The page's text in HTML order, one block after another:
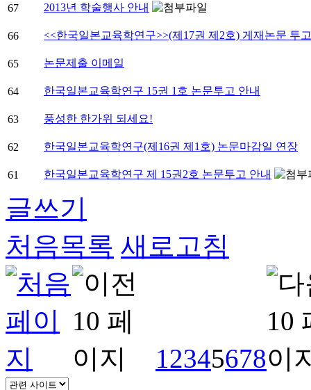
67 2013년 학술행사 안내
66 <<한국일본교육학연구>>(제17권 제2호) 게재논문 투
65 논문제출 이메일
64 한국일본교육학연구 15권 1호 논문투고 안내
63 풍성한 한가위 되세요!
62 한국일본교육학연구(제16권 제1호) 논문마감일 연장
61 한국일본교육학연구 제 15권2호 논문투고 안내
글쓰기
처음목록 새로고침
12345678